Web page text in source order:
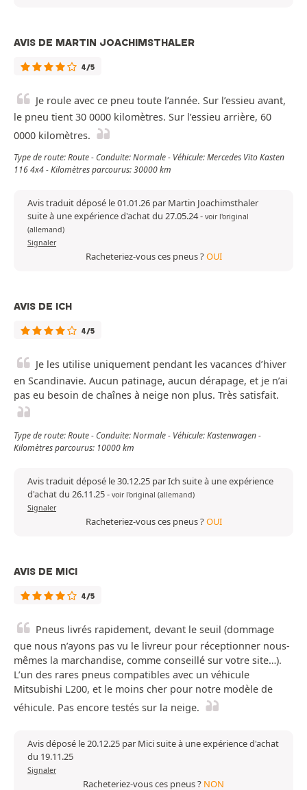
AVIS DE MARTIN JOACHIMSTHALER
4/5
Je roule avec ce pneu toute l’année. Sur l’essieu avant,
le pneu tient 30 0000 kilomètres. Sur l’essieu arrière, 60
0000 kilomètres.
Type de route: Route - Conduite: Normale - Véhicule: Mercedes Vito Kasten
116 4x4 - Kilomètres parcourus: 30000 km
Avis traduit déposé le 01.01.26 par Martin Joachimsthaler
suite à une expérience d'achat du 27.05.24- voir l'original
(allemand)
Signaler
Racheteriez-vous ces pneus ?OUI
AVIS DE ICH
4/5
Je les utilise uniquement pendant les vacances d’hiver
en Scandinavie. Aucun patinage, aucun dérapage, et je n’ai
pas eu besoin de chaînes à neige non plus. Très satisfait.
Type de route: Route - Conduite: Normale - Véhicule: Kastenwagen -
Kilomètres parcourus: 10000 km
Avis traduit déposé le 30.12.25 par Ich suite à une expérience
d'achat du 26.11.25- voir l'original (allemand)
Signaler
Racheteriez-vous ces pneus ?OUI
AVIS DE MICI
4/5
Pneus livrés rapidement, devant le seuil (dommage
que nous n’ayons pas vu le livreur pour réceptionner nous-
mêmes la marchandise, comme conseillé sur votre site…).
L’un des rares pneus compatibles avec un véhicule
Mitsubishi L200, et le moins cher pour notre modèle de
véhicule. Pas encore testés sur la neige.
Avis déposé le 20.12.25 par Mici suite à une expérience d'achat
du 19.11.25
Signaler
Racheteriez-vous ces pneus ? NON